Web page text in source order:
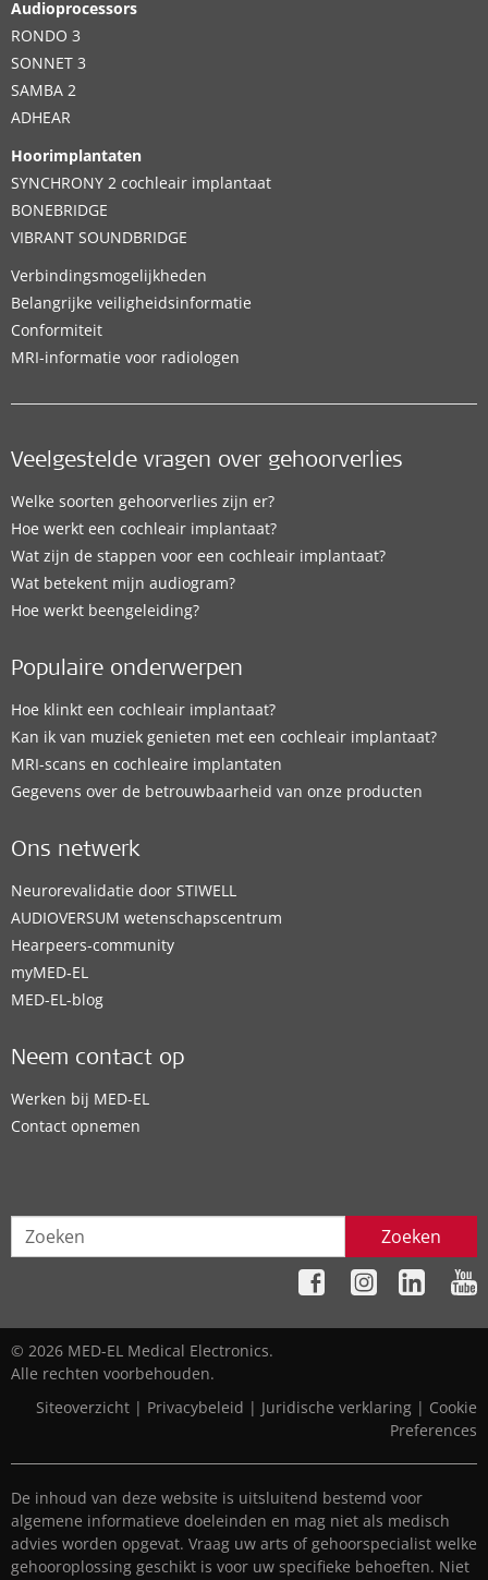
Audioprocessors
RONDO 3
SONNET 3
SAMBA 2
ADHEAR
Hoorimplantaten
SYNCHRONY 2 cochleair implantaat
BONEBRIDGE
VIBRANT SOUNDBRIDGE
Verbindingsmogelijkheden
Belangrijke veiligheidsinformatie
Conformiteit
MRI-informatie voor radiologen
Veelgestelde vragen over gehoorverlies
Welke soorten gehoorverlies zijn er?
Hoe werkt een cochleair implantaat?
Wat zijn de stappen voor een cochleair implantaat?
Wat betekent mijn audiogram?
Hoe werkt beengeleiding?
Populaire onderwerpen
Hoe klinkt een cochleair implantaat?
Kan ik van muziek genieten met een cochleair implantaat?
MRI-scans en cochleaire implantaten
Gegevens over de betrouwbaarheid van onze producten
Ons netwerk
Neurorevalidatie door STIWELL
AUDIOVERSUM wetenschapscentrum
Hearpeers-community
myMED‑EL
MED-EL-blog
Neem contact op
Werken bij MED-EL
Contact opnemen
Zoeken
© 2026 MED-EL Medical Electronics.
Alle rechten voorbehouden.
Siteoverzicht | Privacybeleid | Juridische verklaring | Cookie
Preferences
De inhoud van deze website is uitsluitend bestemd voor
algemene informatieve doeleinden en mag niet als medisch
advies worden opgevat. Vraag uw arts of gehoorspecialist welke
gehooroplossing geschikt is voor uw specifieke behoeften. Niet